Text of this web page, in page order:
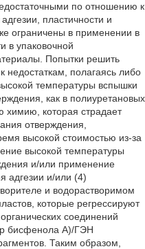
по отношению к
пластичности и
ограничены в применении в
в упаковочной
Попытки решить
недостаткам, полагаясь либо
температуры вспышки
как в полиуретановых
химию, которая страдает
отверждения,
высокой стоимостью из-за
высокой температуры
и/или применение
адгезии и/или (4)
и водорастворимом
которые регрессируют
соединений
бисфенола А)/ГЭН
Таким образом,